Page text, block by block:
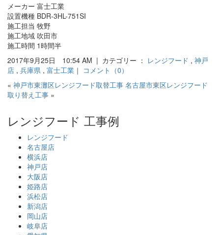
メーカー 富士工業
設置機種 BDR-3HL-751SI
施工担当 牧野
施工地域 吹田市
施工時間 1時間半
2017年9月25日 10:54 AM | カテゴリー ： レンジフード , 神戸
店 , 兵庫県 , 富士工業 ｜ コメント（0）
« 神戸市東灘区レンジフード取替工事 名古屋市東区レンジフード
取り替え工事 »
レンジフード 工事例
レンジフード
名古屋店
横浜店
神戸店
大阪店
姫路店
浜松店
新潟店
岡山店
岐阜店